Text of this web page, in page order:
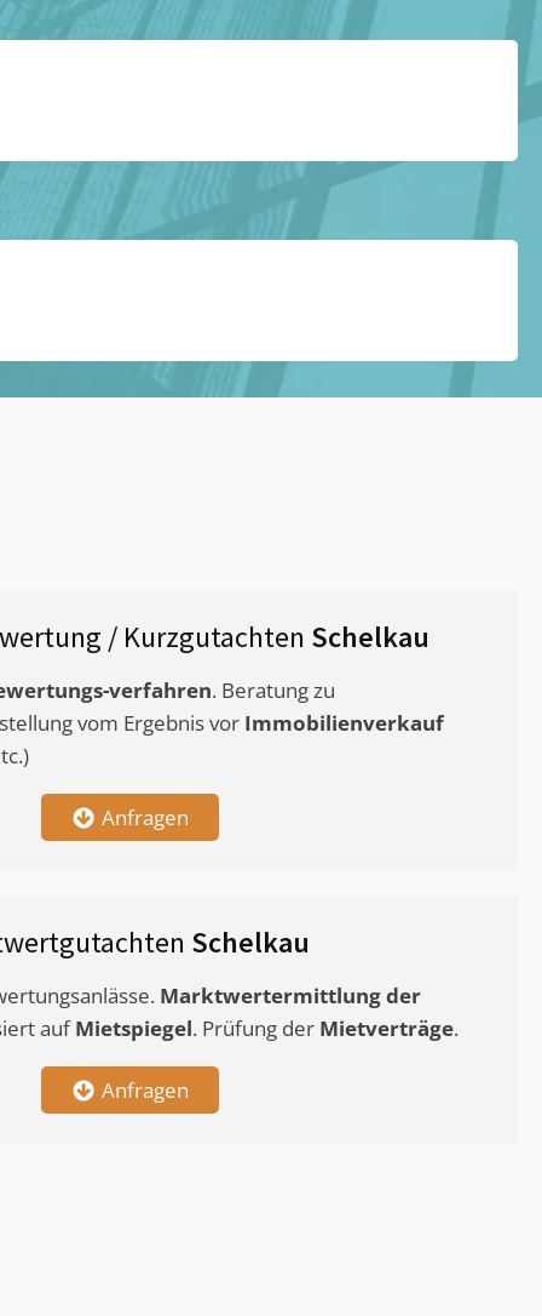
/ Kurzgutachten Schelkau
verfahren. Beratung zu
vom Ergebnis vor Immobilienverkauf
Anfragen
Schelkau
Marktwertermittlungder
aufMietspiegel. Prüfung der Mietverträge.
Anfragen